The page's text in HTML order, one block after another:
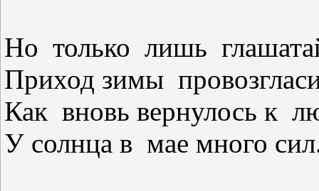
Но только лишь
Приход зимы
Как вновь вернулось к
У солнца в мае много